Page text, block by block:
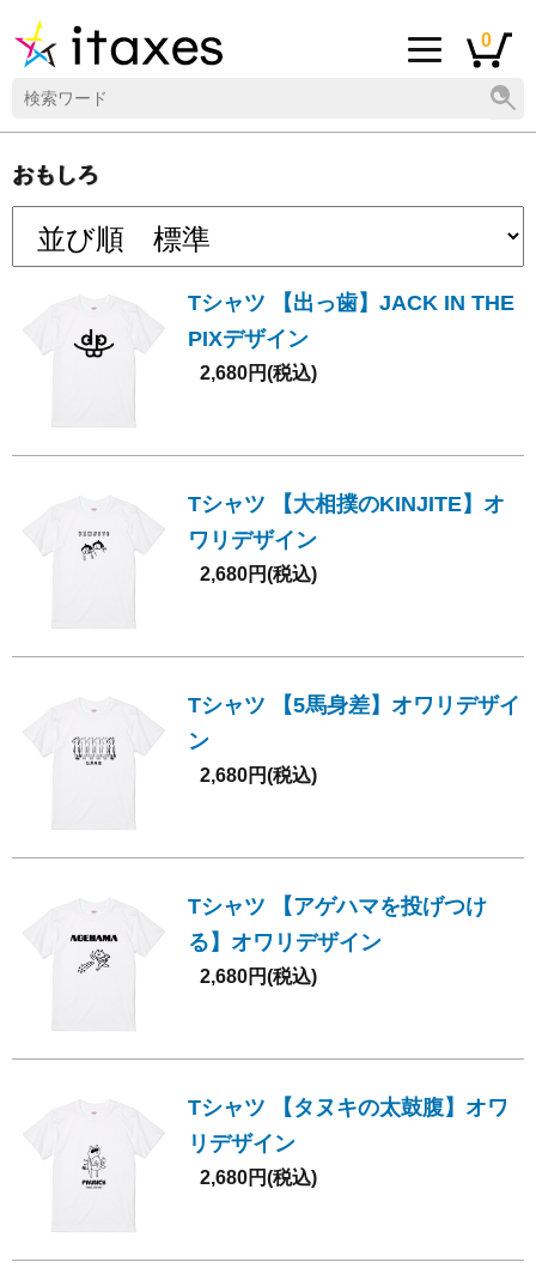
0
おもしろ
Tシャツ 【出っ歯】JACK IN THE
PIXデザイン
2,680円(税込)
Tシャツ 【大相撲のKINJITE】オ
ワリデザイン
2,680円(税込)
Tシャツ 【5馬身差】オワリデザイ
ン
2,680円(税込)
Tシャツ 【アゲハマを投げつけ
る】オワリデザイン
2,680円(税込)
Tシャツ 【タヌキの太鼓腹】オワ
リデザイン
2,680円(税込)